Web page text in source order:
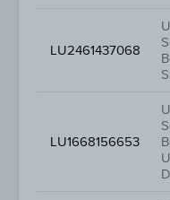
LU2461437068
LU1668156653